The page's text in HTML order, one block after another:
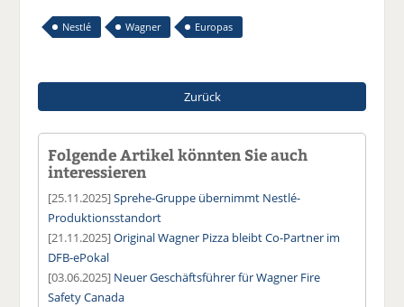
Nestlé Wagner Europas
Zurück
Folgende Artikel könnten Sie auch
interessieren
[25.11.2025]Sprehe-Gruppe übernimmt Nestlé-
Produktionsstandort
[21.11.2025]Original Wagner Pizza bleibt Co-Partner im
DFB-ePokal
[03.06.2025] Neuer Geschäftsführer für Wagner Fire
Safety Canada